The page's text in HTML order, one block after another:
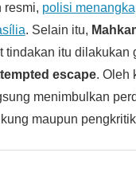
resmi, polisi
. Selain itu,
tindakan itu dilakukan
escape. Oleh
menimbulkan
maupun